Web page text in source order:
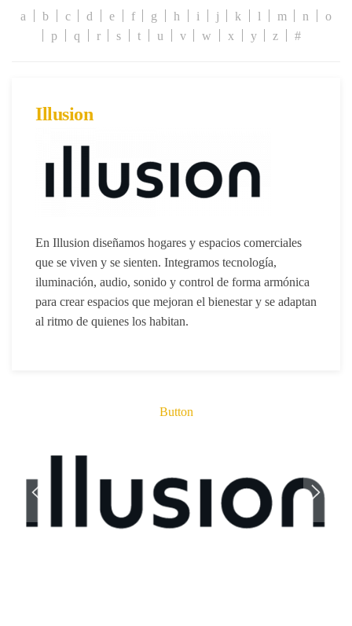
a b c d e f g h i j k l m n
o
p
q r s t u v w x y z #
Illusion
En Illusion diseñamos hogares y espacios comerciales
que se viven y se sienten. Integramos tecnología,
iluminación, audio, sonido y control de forma armónica
para crear espacios que mejoran el bienestar y se adaptan
al ritmo de quienes los habitan.
Button